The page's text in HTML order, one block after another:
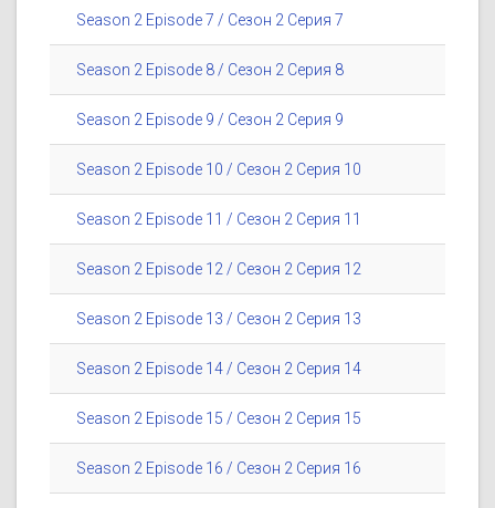
Season 2 Episode 7 / Сезон 2 Серия 7
Season 2 Episode 8 / Сезон 2 Серия 8
Season 2 Episode 9 / Сезон 2 Серия 9
Season 2 Episode 10 / Сезон 2 Серия 10
Season 2 Episode 11 / Сезон 2 Серия 11
Season 2 Episode 12 / Сезон 2 Серия 12
Season 2 Episode 13 / Сезон 2 Серия 13
Season 2 Episode 14 / Сезон 2 Серия 14
Season 2 Episode 15 / Сезон 2 Серия 15
Season 2 Episode 16 / Сезон 2 Серия 16